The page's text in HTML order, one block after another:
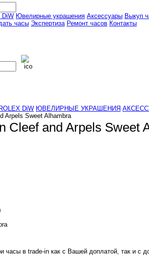
DiW Ювелирные украшения Аксессуары Выкуп
часы Экспертиза Ремонт часов Контакты
ROLEX DiW ЮВЕЛИРНЫЕ УКРАШЕНИЯ
Cleef and Arpels Sweet
часы в trade-in как с Вашей доплатой, так и с